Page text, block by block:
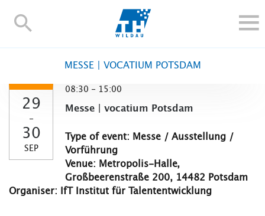
TH-
ALUMNI
INTERNATIONAL
Contact and directions Webmail Moodle
TH Online-Portal Deutsch
MESSE | VOCATIUM POTSDAM
29
-
30
SEP
08:30 - 15:00
Messe | vocatium Potsdam
Type of event: Messe / Ausstellung /
Vorführung
Venue: Metropolis-Halle,
Großbeerenstraße 200, 14482 Potsdam
Organiser: IfT Institut für Talententwicklung